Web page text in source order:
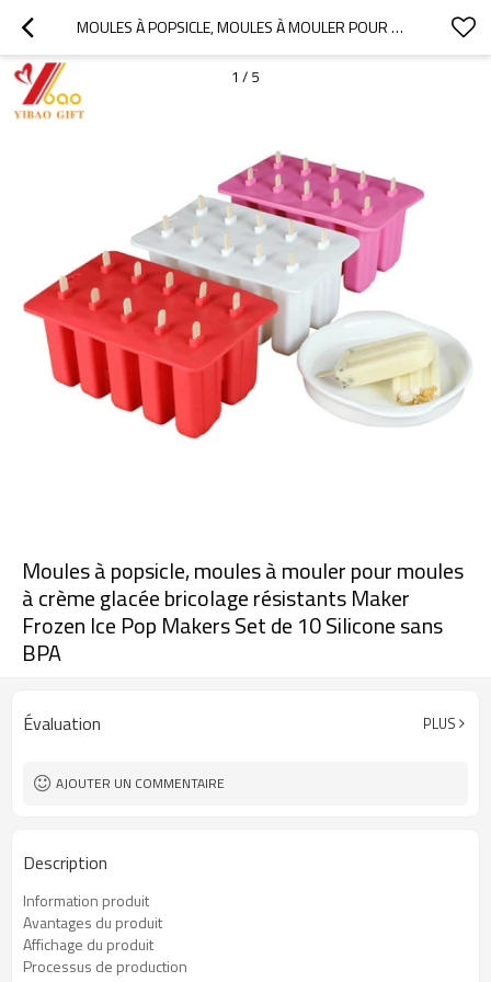
MOULES À POPSICLE, MOULES À MOULER POUR MOULES À CRÈME GLACÉE BRICOLAGE RÉSISTANTS MAKER FROZEN ICE POP MAKERS SET DE 10 SILICONE SANS BPA
1 / 5
Moules à popsicle, moules à mouler pour moules
à crème glacée bricolage résistants Maker
Frozen Ice Pop Makers Set de 10 Silicone sans
BPA
Évaluation PLUS
AJOUTER UN COMMENTAIRE
Description
Information produit
Avantages du produit
Affichage du produit
Processus de production